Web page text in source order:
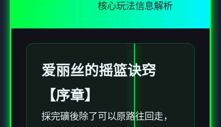
核心玩法信息解析
爱丽丝的摇篮诀窍
【序章】
採完礦後除了可以原路往回走，